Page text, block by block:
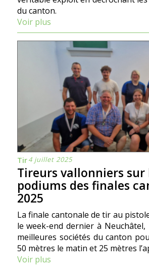
du canton.
Voir plus
Tir4 juillet 2025
Tireurs vallonniers sur
podiums des finales
2025
La finale cantonale de tir au
le week-end dernier à Neuchâtel,
meilleures sociétés du canton
50 mètres le matin et 25 mètres
Voir plus